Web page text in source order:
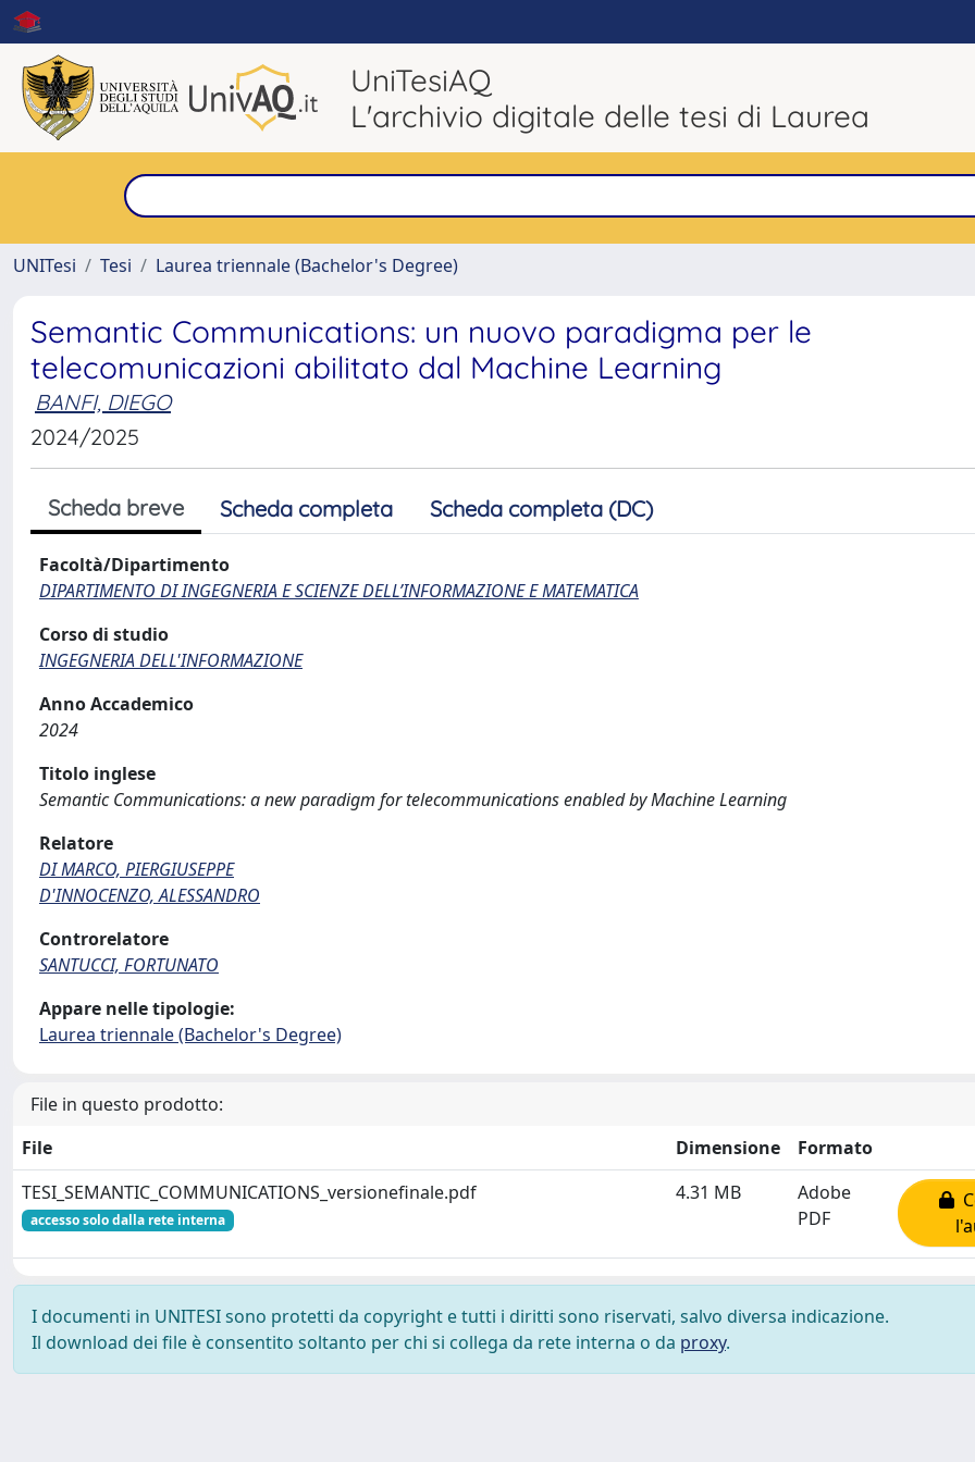
UniTesiAQ
L'archivio digitale delle tesi di Laurea
UNITesi
Tesi Laurea triennale (Bachelor's Degree)
Semantic Communications: un nuovo paradigma per le
telecomunicazioni abilitato dal Machine Learning
BANFI, DIEGO
2024/2025
Scheda breve Scheda completa Scheda completa (DC)
Facoltà/Dipartimento
DIPARTIMENTO DI INGEGNERIA E SCIENZE DELL’INFORMAZIONE E MATEMATICA
Corso di studio
INGEGNERIA DELL'INFORMAZIONE
Anno Accademico
2024
Titolo inglese
Semantic Communications: a new paradigm for telecommunications enabled by Machine Learning
Relatore
DI MARCO, PIERGIUSEPPE
D'INNOCENZO, ALESSANDRO
Controrelatore
SANTUCCI, FORTUNATO
Appare nelle tipologie:
Laurea triennale (Bachelor's Degree)
File in questo prodotto:
File
Dimensione
Formato
TESI_SEMANTIC_COMMUNICATIONS_versionefinale.pdf
accesso solo dalla rete interna
4.31 MB
Adobe
PDF
I documenti in UNITESI sono protetti da copyright e tutti i diritti sono riservati, salvo diversa indicazione.
Il download dei file è consentito soltanto per chi si collega da rete interna o da proxy.